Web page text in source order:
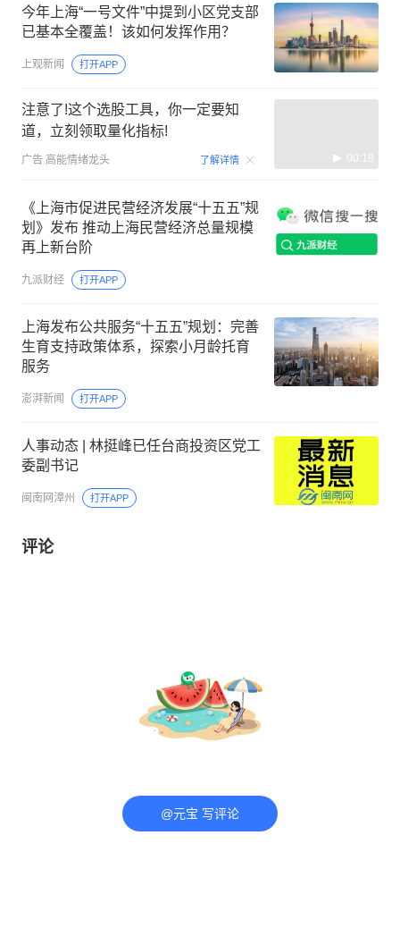
今年上海“一号文件”中提到小区党支部
已基本全覆盖！该如何发挥作用？
上观新闻 打开APP
注意了!这个选股工具，你一定要知
道，立刻领取量化指标!
广告 高能情绪龙头 了解详情 00:18
《上海市促进民营经济发展“十五五”规
划》发布 推动上海民营经济总量规模
再上新台阶
九派财经 打开APP
上海发布公共服务“十五五”规划：完善
生育支持政策体系，探索小月龄托育
服务
澎湃新闻 打开APP
人事动态 | 林挺峰已任台商投资区党工
委副书记
闽南网漳州 打开APP
评论
@元宝 写评论